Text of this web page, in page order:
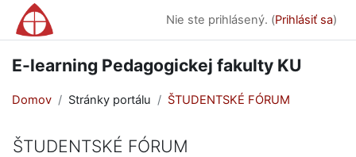
Preskočiť na hlavný obsah
Nie ste prihlásený. (Prihlásiť sa)
E-learning Pedagogickej fakulty KU
Domov Stránky portálu ŠTUDENTSKÉ FÓRUM
ŠTUDENTSKÉ FÓRUM